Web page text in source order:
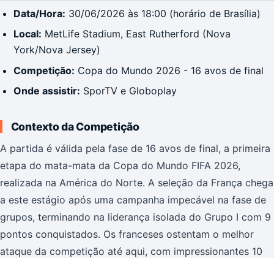
Data/Hora: 30/06/2026 às 18:00 (horário de Brasília)
Local: MetLife Stadium, East Rutherford (Nova
York/Nova Jersey)
Competição: Copa do Mundo 2026 - 16 avos de final
Onde assistir: SporTV e Globoplay
Contexto da Competição
A partida é válida pela fase de 16 avos de final, a primeira
etapa do mata-mata da Copa do Mundo FIFA 2026,
realizada na América do Norte. A seleção da França chega
a este estágio após uma campanha impecável na fase de
grupos, terminando na liderança isolada do Grupo I com 9
pontos conquistados. Os franceses ostentam o melhor
ataque da competição até aqui, com impressionantes 10